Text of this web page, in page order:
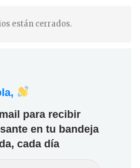
están cerrados.
para recibir
en tu bandeja
cada día